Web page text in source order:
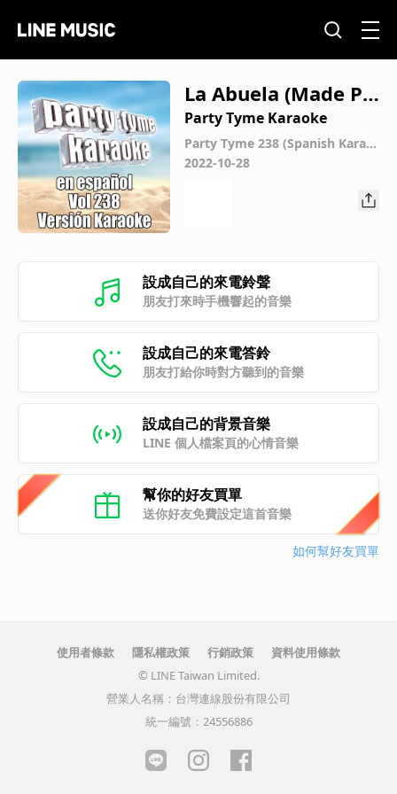
La Abuela (Made Po
pular By Wilfred Y L
a Ganga) [Karaoke
Version]
Party Tyme Karaoke
Party Tyme 238 (Spanish Karao
ke Versions)
2022-10-28
設成自己的來電鈴聲
朋友打來時手機響起的音樂
設成自己的來電答鈴
朋友打給你時對方聽到的音樂
設成自己的背景音樂
LINE 個人檔案頁的心情音樂
幫你的好友買單
送你好友免費設定這首音樂
如何幫好友買單
使用者條款 隱私權政策 行銷政策
資料使用條款
© LINE Taiwan Limited.
營業人名稱：台灣連線股份有限公司
統一編號：24556886